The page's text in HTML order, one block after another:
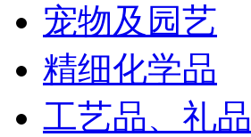
宠物及园艺
精细化学品
工艺品、礼品